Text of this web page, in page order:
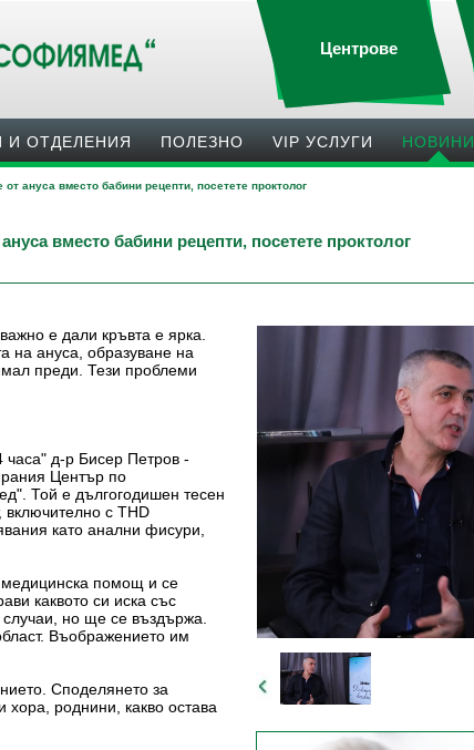
Центрове
И ОТДЕЛЕНИЯ ПОЛЕЗНO VIP УСЛУГИ НОВИНИ
ануса вместо бабини рецепти, посетете проктолог
вместо бабини рецепти, посетете проктолог
е дали кръвта е ярка.
на ануса, образуване на
преди. Тези проблеми
часа" д-р Бисер Петров -
Център по
Той е дългогодишен тесен
включително с THD
като анални фисури,
медицинска помощ и се
каквото си иска със
но ще се въздържа.
Въображението им
Споделянето за
хора, роднини, какво остава